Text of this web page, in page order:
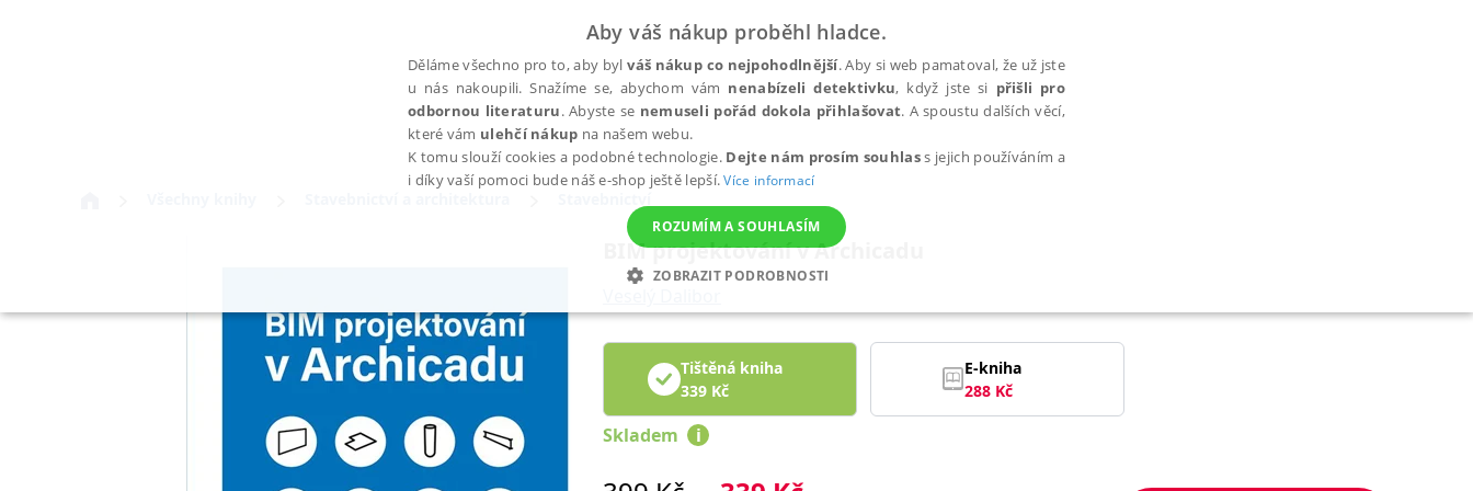
BIM projektování v Archicadu
Tištěná kniha
339 Kč
E-kniha
288 Kč
Skladem i
Aby váš nákup proběhl hladce.
Děláme všechno pro to, aby bylváš nákup co nejpohodlnější. Aby si web pamatoval, že už jste
u nás nakoupili. Snažíme se, abychom vám nenabízeli detektivku, když jste si přišli pro
odbornou literaturu. Abyste se nemuseli pořád dokola přihlašovat. A spoustu dalších věcí,
které vám ulehčí nákup na našem webu.
K tomu slouží cookies a podobné technologie. Dejte nám prosím souhlass jejich používáním a
i díky vaší pomoci bude náš e-shop ještě lepší.Více informací
ROZUMÍM A SOUHLASÍM
ZOBRAZIT PODROBNOSTI
NEZBYTNÉ ANALYTICKÉ MARKETINGOVÉ FUNKČNÍ NEZAŘAZENÉ SOUBORY
Analytické Nezařazené soubory
Nezbytně nutné soubory cookie umožňují základní funkce webových stránek, jako je přihlášení uživatele a správa účtu. Webové stránky nelze bez nezbytně nutných souborů cookie správně používat.
Provider /